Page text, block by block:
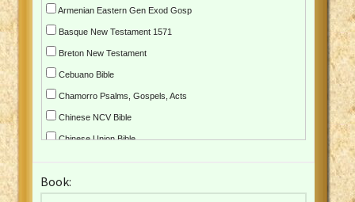
Armenian Eastern Gen Exod Gosp
Basque New Testament 1571
Breton New Testament
Cebuano Bible
Chamorro Psalms, Gospels, Acts
Chinese NCV Bible
Chinese Union Bible
Czech Kralicka Bible
Book: